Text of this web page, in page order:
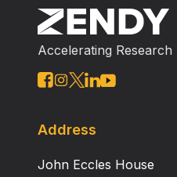
Accelerating Research
Address
John Eccles House